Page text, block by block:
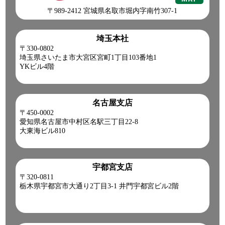
〒989-2412 宮城県名取市堀内字南竹307-1
埼玉本社
〒330-0802
埼玉県さいたま市大宮区宮町1丁目103番地1
YKビル4階
名古屋支店
〒450-0002
愛知県名古屋市中村区名駅三丁目22-8
大東海ビル810
宇都宮支店
〒320-0811
栃木県宇都宮市大通り2丁目3-1 井門宇都宮ビル2階